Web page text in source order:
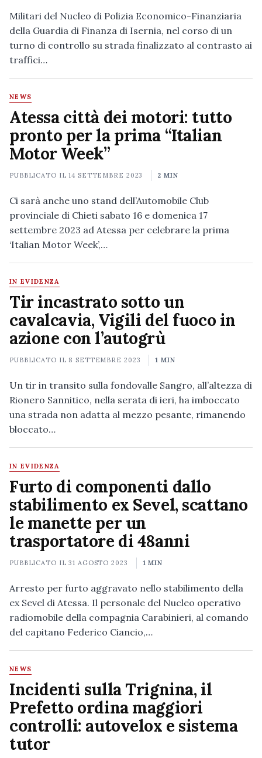
Militari del Nucleo di Polizia Economico-Finanziaria
della Guardia di Finanza di Isernia, nel corso di un
turno di controllo su strada finalizzato al contrasto ai
traffici…
NEWS
Atessa città dei motori: tutto
pronto per la prima “Italian
Motor Week”
PUBBLICATO IL14 SETTEMBRE 2023 2 MIN
Ci sarà anche uno stand dell’Automobile Club
provinciale di Chieti sabato 16 e domenica 17
settembre 2023 ad Atessa per celebrare la prima
‘Italian Motor Week’,…
IN EVIDENZA
Tir incastrato sotto un
cavalcavia, Vigili del fuoco in
azione con l’autogrù
PUBBLICATO IL 8 SETTEMBRE 2023 1 MIN
Un tir in transito sulla fondovalle Sangro, all’altezza di
Rionero Sannitico, nella serata di ieri, ha imboccato
una strada non adatta al mezzo pesante, rimanendo
bloccato…
IN EVIDENZA
Furto di componenti dallo
stabilimento ex Sevel, scattano
le manette per un
trasportatore di 48anni
PUBBLICATO IL31 AGOSTO 2023 1 MIN
Arresto per furto aggravato nello stabilimento della
ex Sevel di Atessa. Il personale del Nucleo operativo
radiomobile della compagnia Carabinieri, al comando
del capitano Federico Ciancio,…
NEWS
Incidenti sulla Trignina, il
Prefetto ordina maggiori
controlli: autovelox e sistema
tutor